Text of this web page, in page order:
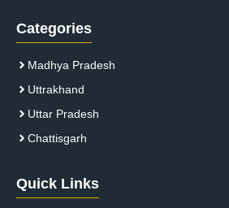
Categories
Madhya Pradesh
Uttrakhand
Uttar Pradesh
Chattisgarh
Quick Links